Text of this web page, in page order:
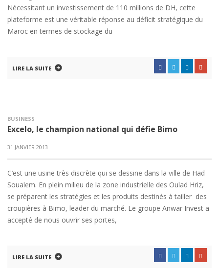
Nécessitant un investissement de 110 millions de DH, cette
plateforme est une véritable réponse au déficit stratégique du
Maroc en termes de stockage du
LIRE LA SUITE
BUSINESS
Excelo, le champion national qui défie Bimo
31 JANVIER 2013
C’est une usine très discrète qui se dessine dans la ville de Had
Soualem. En plein milieu de la zone industrielle des Oulad Hriz,
se préparent les stratégies et les produits destinés à tailler des
croupières à Bimo, leader du marché. Le groupe Anwar Invest a
accepté de nous ouvrir ses portes,
LIRE LA SUITE